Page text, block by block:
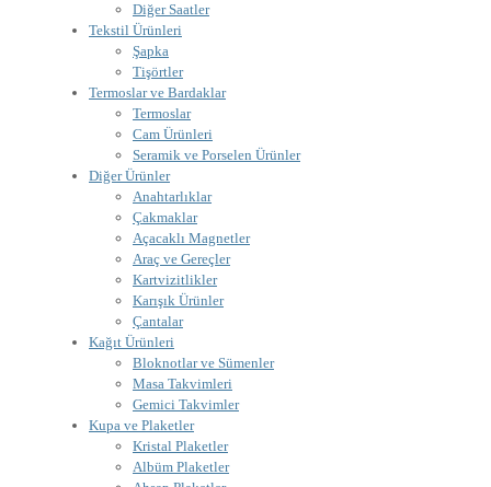
Diğer Saatler
Tekstil Ürünleri
Şapka
Tişörtler
Termoslar ve Bardaklar
Termoslar
Cam Ürünleri
Seramik ve Porselen Ürünler
Diğer Ürünler
Anahtarlıklar
Çakmaklar
Açacaklı Magnetler
Araç ve Gereçler
Kartvizitlikler
Karışık Ürünler
Çantalar
Kağıt Ürünleri
Bloknotlar ve Sümenler
Masa Takvimleri
Gemici Takvimler
Kupa ve Plaketler
Kristal Plaketler
Albüm Plaketler